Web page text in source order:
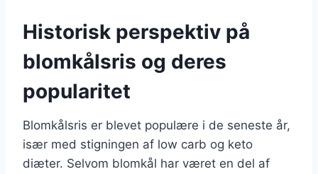
Historisk perspektiv på
blomkålsris og deres
popularitet
Blomkålsris er blevet populære i de seneste år,
især med stigningen af low carb og keto
diæter. Selvom blomkål har været en del af